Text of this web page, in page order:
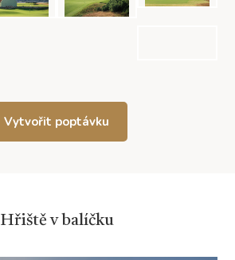
Vytvořit poptávku
Hřiště v balíčku